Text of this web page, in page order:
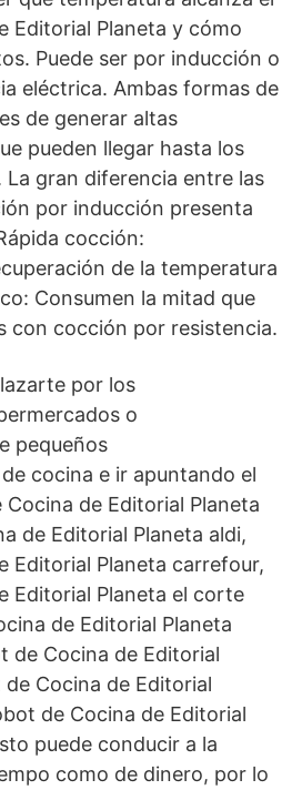
Editorial Planeta y cómo
Puede ser por inducción o
eléctrica. Ambas formas de
de generar altas
pueden llegar hasta los
La gran diferencia entre las
por inducción presenta
cocción:
de la temperatura
Consumen la mitad que
con cocción por resistencia.
por los
o
pequeños
cocina e ir apuntando el
de Editorial Planeta
de Editorial Planeta aldi,
Editorial Planeta carrefour,
Editorial Planeta el corte
de Editorial Planeta
de Cocina de Editorial
Cocina de Editorial
de Cocina de Editorial
puede conducir a la
como de dinero, por lo